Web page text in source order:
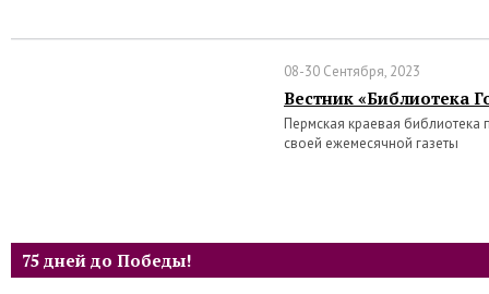
08-30 Сентября, 2023
Вестник «Библиотека
Пермская краевая
своей ежемесячной газеты
75 дней до Победы!